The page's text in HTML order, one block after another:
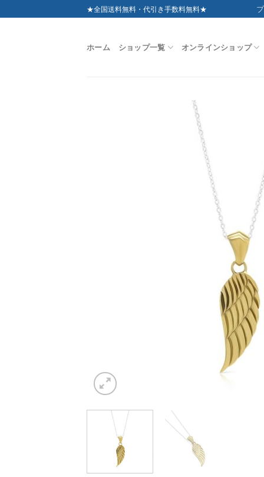
to
★全国送料無料・代引き手数料無料★
ホーム ショップ一覧 オンラインショップ